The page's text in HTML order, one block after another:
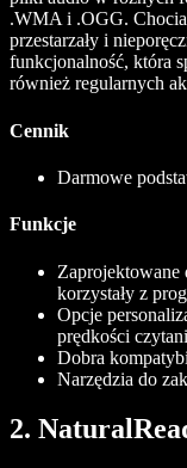
.WMA i .OGG.
przestarzały i
funkcjonalność, która
również regularnych
Cennik
Darmowe
Funkcje
Zaprojektowane
korzystały z
Opcje
prędkości
Dobra
Narzędzia do
2.